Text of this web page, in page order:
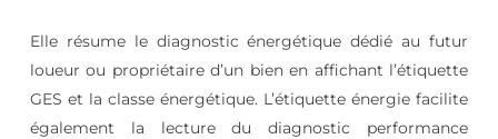
Elle résume le diagnostic énergétique dédié au futur
loueur ou propriétaire d’un bien en affichant l’étiquette
GES et la classe énergétique. L’étiquette énergie facilite
également la lecture du diagnostic performance